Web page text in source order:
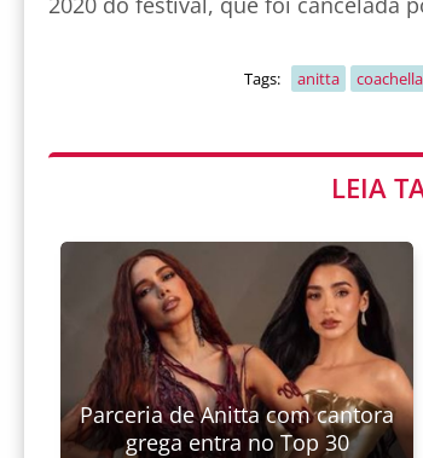
Tags: anitta coachella
LEIA
Parceria de Anitta com cantora
grega entra no Top 30